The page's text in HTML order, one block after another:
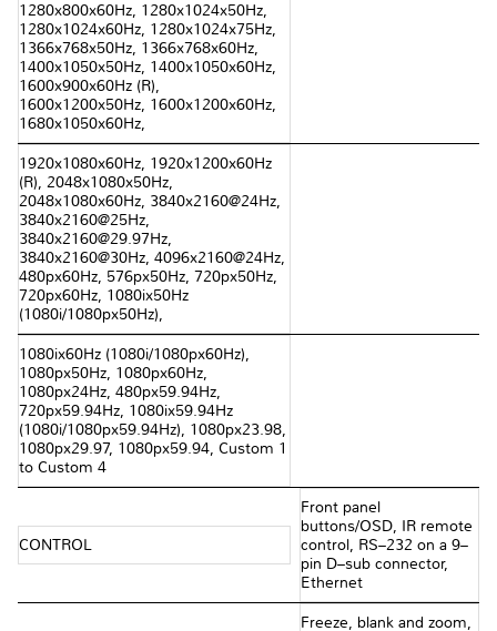
1280x800x60Hz, 1280x1024x50Hz,
1280x1024x60Hz, 1280x1024x75Hz,
1366x768x50Hz, 1366x768x60Hz,
1400x1050x50Hz, 1400x1050x60Hz,
1600x900x60Hz (R),
1600x1200x50Hz, 1600x1200x60Hz,
1680x1050x60Hz,
1920x1080x60Hz, 1920x1200x60Hz
(R), 2048x1080x50Hz,
2048x1080x60Hz, 3840x2160@24Hz,
3840x2160@25Hz,
3840x2160@29.97Hz,
3840x2160@30Hz, 4096x2160@24Hz,
480px60Hz, 576px50Hz, 720px50Hz,
720px60Hz, 1080ix50Hz
(1080i/1080px50Hz),
1080ix60Hz (1080i/1080px60Hz),
1080px50Hz, 1080px60Hz,
1080px24Hz, 480px59.94Hz,
720px59.94Hz, 1080ix59.94Hz
(1080i/1080px59.94Hz), 1080px23.98,
1080px29.97, 1080px59.94, Custom 1
to Custom 4
CONTROL
Front panel
buttons/OSD, IR remote
control, RS–232 on a 9–
pin D–sub connector,
Ethernet
Freeze, blank and zoom,